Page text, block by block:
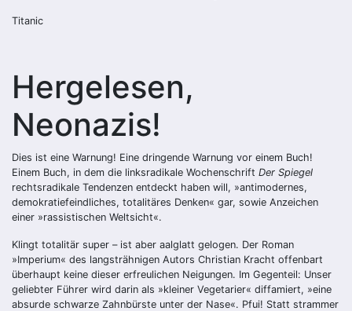
Titanic
Hergelesen,
Neonazis!
Dies ist eine Warnung! Eine dringende Warnung vor einem Buch!
Einem Buch, in dem die linksradikale Wochenschrift Der Spiegel
rechtsradikale Tendenzen entdeckt haben will, »antimodernes,
demokratiefeindliches, totalitäres Denken« gar, sowie Anzeichen
einer »rassistischen Weltsicht«.
Klingt totalitär super – ist aber aalglatt gelogen. Der Roman
»Imperium« des langsträhnigen Autors Christian Kracht offenbart
überhaupt keine dieser erfreulichen Neigungen. Im Gegenteil: Unser
geliebter Führer wird darin als »kleiner Vegetarier« diffamiert, »eine
absurde schwarze Zahnbürste unter der Nase«. Pfui! Statt strammer